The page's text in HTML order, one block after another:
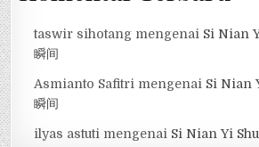
taswir sihotang mengenai Si Nian
瞬间
Asmianto Safitri mengenai Si Nian
瞬间
ilyas astuti mengenai Si Nian Yi